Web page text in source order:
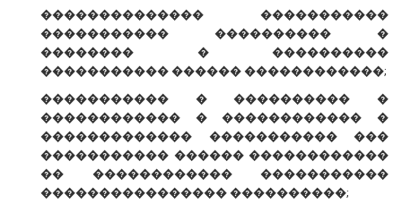
�������������� �����������
����������� ���������� �
�������� � ����������
����������� ������ ������������;
����������� � ���������� �
������������ � ������������ �
������������� ����������� ���
����������� ������ ������������
�� ������������ �����������
���������������� ����������;